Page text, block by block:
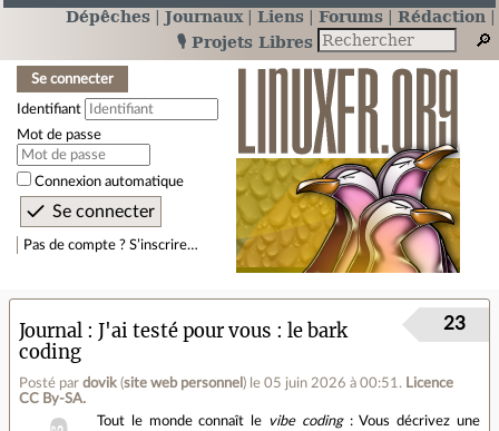
Dépêches Journaux Liens Forums
Rédaction
🎙️ Projets Libres
Se connecter
Identifiant
Mot de passe
Connexion automatique
Pas de compte ? S’inscrire…
Journal
J'ai testé pour vous : le bark
coding
Posté par dovik (site web personnel ) le 05 juin 2026 à 00:51 . Licence
CC By‑SA.
23
Tout le monde connaît le vibe coding: Vous décrivez une